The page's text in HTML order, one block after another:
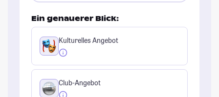
Ein genauerer Blick:
Kulturelles Angebot
Club-Angebot